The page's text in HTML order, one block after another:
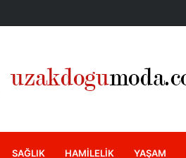
SAĞLIK HAMILELIK YAŞAM